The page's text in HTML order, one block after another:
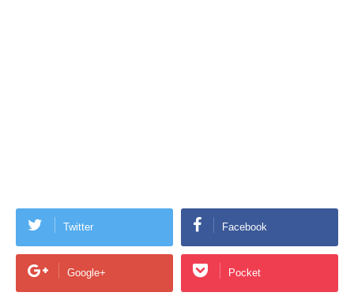
Twitter Facebook
Google+ Pocket